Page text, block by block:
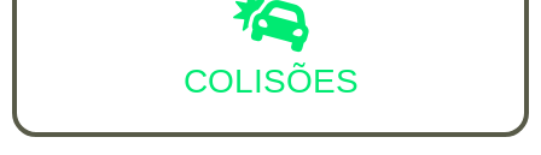
COLISÕES